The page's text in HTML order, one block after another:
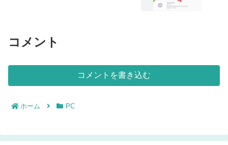
コメント
コメントを書き込む
ホーム PC